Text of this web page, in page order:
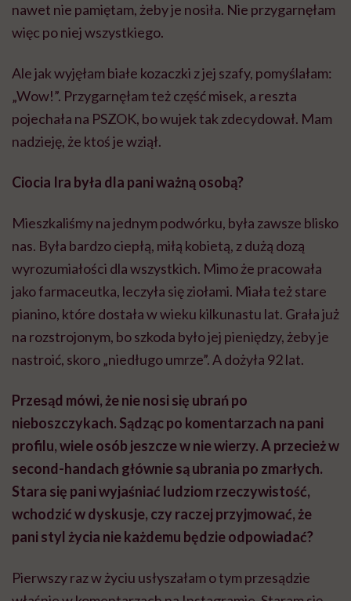
nawet nie pamiętam, żeby je nosiła. Nie przygarnęłam
więc po niej wszystkiego.
Ale jak wyjęłam białe kozaczki z jej szafy, pomyślałam:
„Wow!”. Przygarnęłam też część misek, a reszta
pojechała na PSZOK, bo wujek tak zdecydował. Mam
nadzieję, że ktoś je wziął.
Ciocia Ira była dla pani ważną osobą?
Mieszkaliśmy na jednym podwórku, była zawsze blisko
nas. Była bardzo ciepłą, miłą kobietą, z dużą dozą
wyrozumiałości dla wszystkich. Mimo że pracowała
jako farmaceutka, leczyła się ziołami. Miała też stare
pianino, które dostała w wieku kilkunastu lat. Grała już
na rozstrojonym, bo szkoda było jej pieniędzy, żeby je
nastroić, skoro „niedługo umrze”. A dożyła 92 lat.
Przesąd mówi, że nie nosi się ubrań po
nieboszczykach. Sądząc po komentarzach na pani
profilu, wiele osób jeszcze w nie wierzy. A przecież w
second-handach głównie są ubrania po zmarłych.
Stara się pani wyjaśniać ludziom rzeczywistość,
wchodzić w dyskusje, czy raczej przyjmować, że
pani styl życia nie każdemu będzie odpowiadać?
Pierwszy raz w życiu usłyszałam o tym przesądzie